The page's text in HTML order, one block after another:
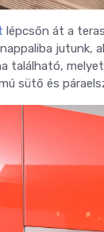
lépcsőn át a
jutunk,
található,
sütő és